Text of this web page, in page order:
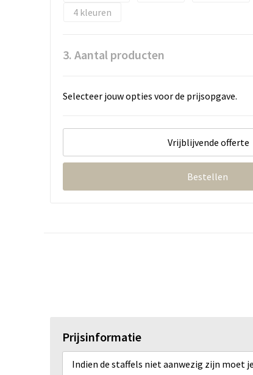
4
3. Aantal producten
Selecteer jouw opties voor de prijsopgave.
Vrijblijvende offerte
Bestellen
Prijsinformatie
Indien de staffels niet aanwezig zijn moet